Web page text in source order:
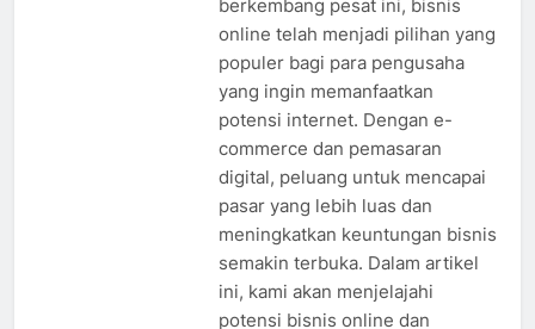
berkembang pesat ini, bisnis
online telah menjadi pilihan yang
populer bagi para pengusaha
yang ingin memanfaatkan
potensi internet. Dengan e-
commerce dan pemasaran
digital, peluang untuk mencapai
pasar yang lebih luas dan
meningkatkan keuntungan bisnis
semakin terbuka. Dalam artikel
ini, kami akan menjelajahi
potensi bisnis online dan